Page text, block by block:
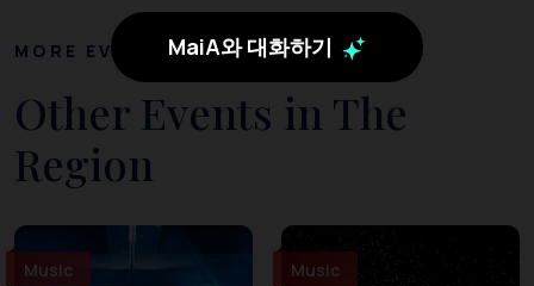
MaiA와 대화하기
MORE EVENTS
Other Events in The
Region
Music Music